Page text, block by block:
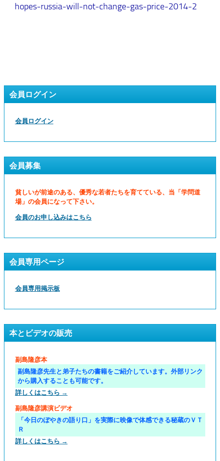
hopes-russia-will-not-change-gas-price-2014-2
会員ログイン
会員ログイン
会員募集
貧しいが前途のある、優秀な若者たちを育てている、当「学問道
場」の会員になって下さい。
会員のお申し込みはこちら
会員専用ページ
会員専用掲示板
本とビデオの販売
副島隆彦本
副島隆彦先生と弟子たちの書籍をご紹介しています。外部リンク
から購入することも可能です。
詳しくはこちら →
副島隆彦講演ビデオ
「今日のぼやきの語り口」を実際に映像で体感できる秘蔵のＶＴ
Ｒ
詳しくはこちら →